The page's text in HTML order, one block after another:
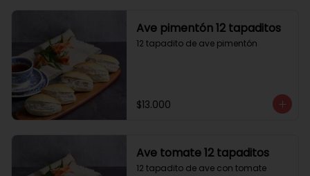
Ave pimentón 12 tapaditos
12 tapadito de ave pimentón
$13.000
Ave tomate 12 tapaditos
12 tapadito de ave con tomate